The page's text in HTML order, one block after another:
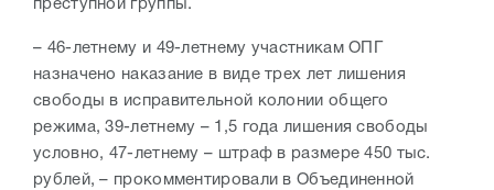
преступной группы.
– 46-летнему и 49-летнему участникам ОПГ
назначено наказание в виде трех лет лишения
свободы в исправительной колонии общего
режима, 39-летнему – 1,5 года лишения свободы
условно, 47-летнему – штраф в размере 450 тыс.
рублей, – прокомментировали в Объединенной